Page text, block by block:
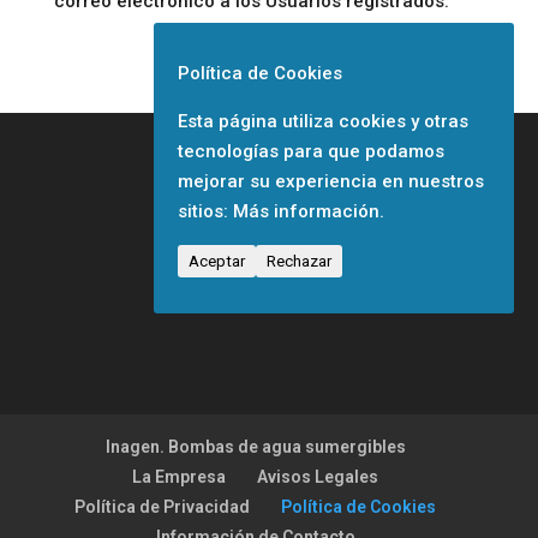
Inagen. Bombas de agua sumergibles
La Empresa
Avisos Legales
Política de Privacidad
Política de Cookies
Política de Cookies
Esta página utiliza cookies y otras
tecnologías para que podamos
mejorar su experiencia en nuestros
sitios: Más información.
Aceptar Rechazar